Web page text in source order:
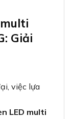
Giải
việc lựa
LED multi